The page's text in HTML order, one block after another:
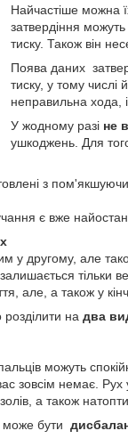
Найчастіше можна
затвердіння
тиску. Також він
Поява даних
тиску, у тому числі
неправильна хода,
У жодному разі не
ушкоджень. Для
з
є вже
у другому, але
тільки
але, а також у
на два
можуть
зовсім немає.
а також
може бути